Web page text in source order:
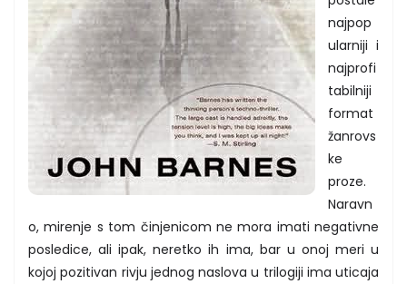
najpop
ularniji i
najprofi
tabilniji
format
žanrovs
ke
proze.
Naravn
o, mirenje s tom činjenicom ne mora imati negativne
posledice, ali ipak, neretko ih ima, bar u onoj meri u
kojoj pozitivan rivju jednog naslova u trilogiji ima uticaja